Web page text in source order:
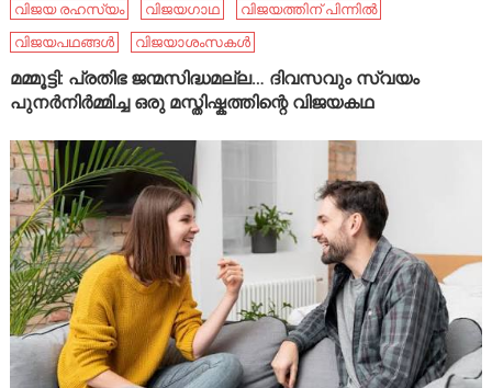
വിജയ രഹസ്യം
വിജയഗാഥ
വിജയത്തിന് പിന്നിൽ
വിജയപഥങ്ങൾ
വിജയാശംസകൾ
മമ്മൂട്ടി: പ്രതിഭ ജന്മസിദ്ധമല്ല… ദിവസവും സ്വയം
പുനർനിർമ്മിച്ച ഒരു മസ്തിഷ്കത്തിന്റെ വിജയകഥ